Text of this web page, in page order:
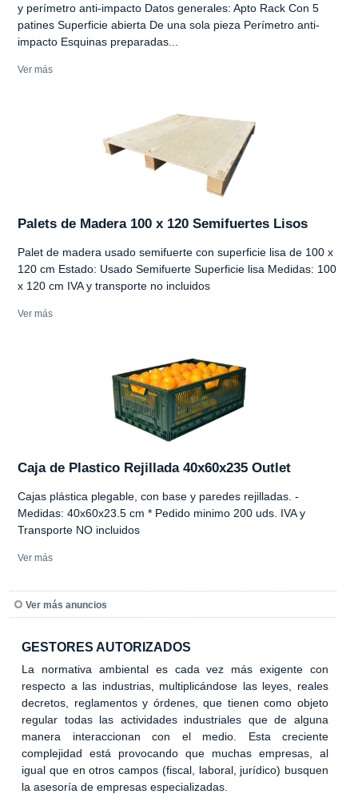
y perímetro anti-impacto Datos generales: Apto Rack Con 5
patines Superficie abierta De una sola pieza Perímetro anti-
impacto Esquinas preparadas...
Ver más
Palets de Madera 100 x 120 Semifuertes Lisos
Palet de madera usado semifuerte con superficie lisa de 100 x
120 cm Estado: Usado Semifuerte Superficie lisa Medidas: 100
x 120 cm IVA y transporte no incluidos
Ver más
Caja de Plastico Rejillada 40x60x235 Outlet
Cajas plástica plegable, con base y paredes rejilladas. -
Medidas: 40x60x23.5 cm * Pedido minimo 200 uds. IVA y
Transporte NO incluidos
Ver más
Ver más anuncios
GESTORES AUTORIZADOS
La normativa ambiental es cada vez más exigente con
respecto a las industrias, multiplicándose las leyes, reales
decretos, reglamentos y órdenes, que tienen como objeto
regular todas las actividades industriales que de alguna
manera interaccionan con el medio. Esta creciente
complejidad está provocando que muchas empresas, al
igual que en otros campos (fiscal, laboral, jurídico) busquen
la asesoría de empresas especializadas.